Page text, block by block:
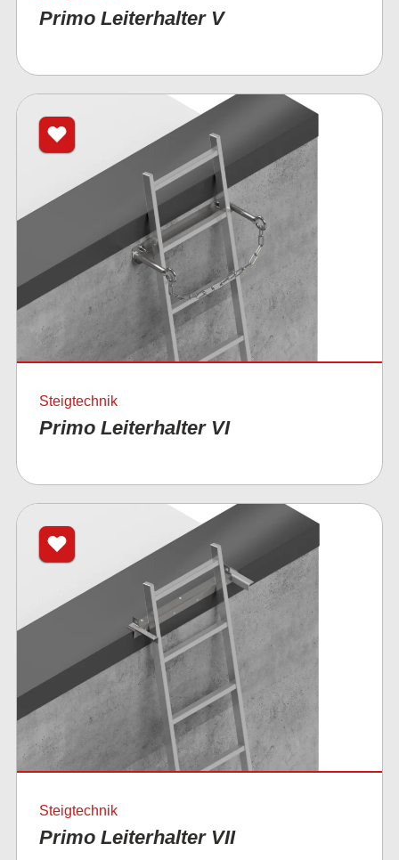
Primo Leiterhalter V
Steigtechnik
Primo Leiterhalter VI
Steigtechnik
Primo Leiterhalter VII